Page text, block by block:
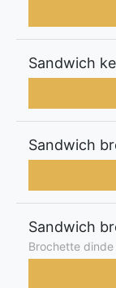
Sandwich
Sandwich
Sandwich
Brochette